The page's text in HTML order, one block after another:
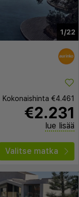
1/22
Kokonaishinta €4.461
€2.231
lue lisää
Valitse matka